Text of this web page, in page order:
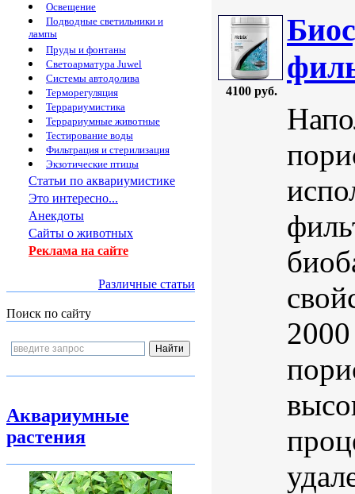
Освещение
Подводные светильники и
лампы
Пруды и фонтаны
Светоарматура Juwel
Системы автодолива
Терморегуляция
Террариумистика
Террариумные животные
Тестирование воды
Фильтрация и стерилизация
Экзотические птицы
Статьи по аквариумистике
Это интересно...
Анекдоты
Сайты о животных
Реклама на сайте
Различные статьи
Поиск по сайту
Аквариумные
растения
4100 руб.